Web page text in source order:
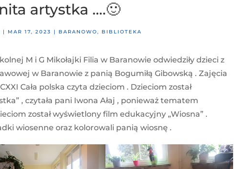
artystka ….🙂
| MAR 17, 2023 | BARANOWO, BIBLIOTEKA
M i G Mikołajki Filia w Baranowie odwiedziły dzieci z
w Baranowie z panią Bogumiłą Gibowską . Zajęcia
Cała polska czyta dzieciom . Dzieciom został
, czytała pani Iwona Ałaj , ponieważ tematem
został wyświetlony film edukacyjny „Wiosna” .
wiosenne oraz kolorowali panią wiosnę .